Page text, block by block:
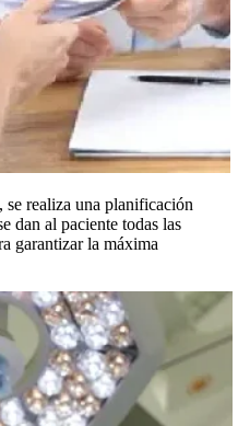
realiza una planificación
dan al paciente todas las
garantizar la máxima